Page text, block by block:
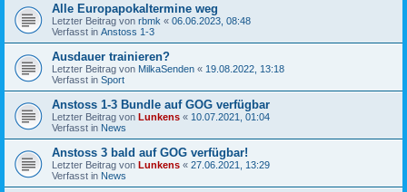
Alle Europapokaltermine weg
Letzter Beitrag von rbmk « 06.06.2023, 08:48
Verfasst in Anstoss 1-3
Ausdauer trainieren?
Letzter Beitrag von MilkaSenden « 19.08.2022, 13:18
Verfasst in Sport
Anstoss 1-3 Bundle auf GOG verfügbar
Letzter Beitrag von Lunkens « 10.07.2021, 01:04
Verfasst in News
Anstoss 3 bald auf GOG verfügbar!
Letzter Beitrag von Lunkens « 27.06.2021, 13:29
Verfasst in News